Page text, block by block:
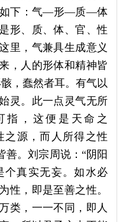
如下：气—形—质—体
、质、体、官、性
里，气兼具生成意义
，人的形体和精神皆
，蠢然者耳。有气以
灵。此一点灵气无所
指，这便是天命之
之源，而人所得之性
善。刘宗周说：“阴阳
个真实无妄。如水必
性，即是至善之性。
类，一一不同，即人